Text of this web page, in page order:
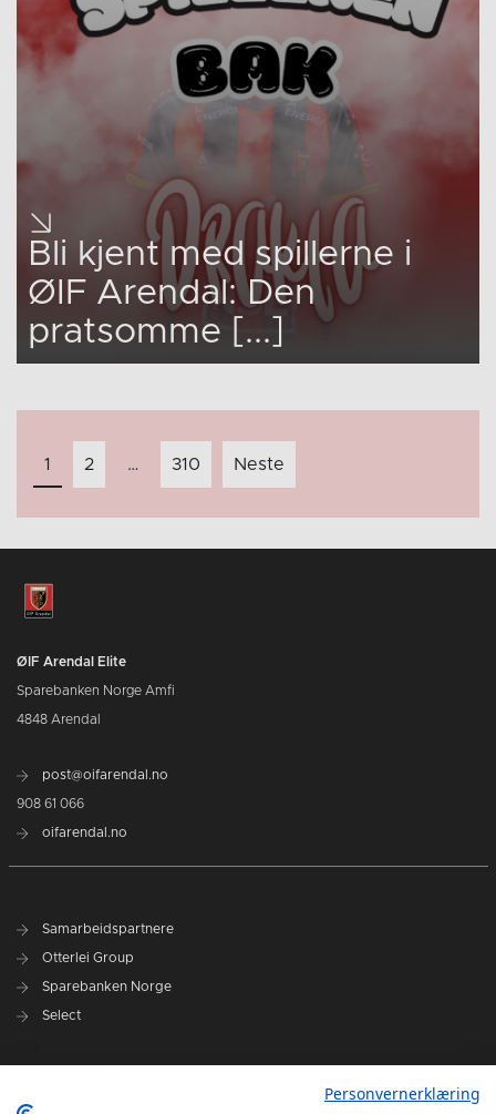
Bli kjent med spillerne i
ØIF Arendal: Den
pratsomme [...]
Innleggnavigasjon
1 2 … 310 Neste
ØIF Arendal Elite
Sparebanken Norge Amfi
4848 Arendal
post@oifarendal.no
908 61 066
oifarendal.no
Samarbeidspartnere
Otterlei Group
Sparebanken Norge
Select
Personvernerklæring